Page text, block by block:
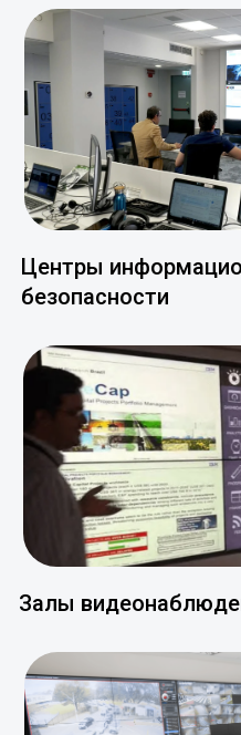
Центры
Залы